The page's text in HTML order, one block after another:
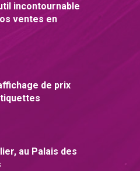
incontournable
ventes en
de prix
au Palais des